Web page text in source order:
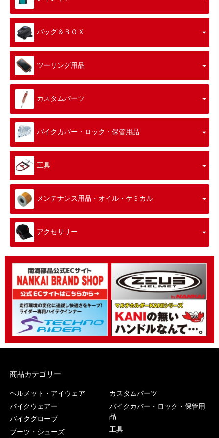
バッグ＆ＢＯＸ
ツーリング用品
カスタムパーツ
バイクカバー・ロック・保管用品
工具
メンテナンス用品・オイル・ケミカル
アクセサリー
商品カテゴリー
ヘルメット・アイウェア
バイクウェアー
バイクグローブ
ブーツ・シューズ
カスタムパーツ
バイクカバー・ロック・保管用
品
工具